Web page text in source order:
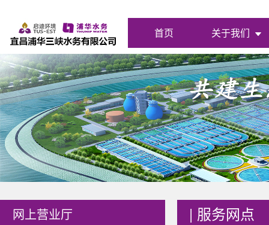
首页 关于我们
网上营业厅 | 服务网点